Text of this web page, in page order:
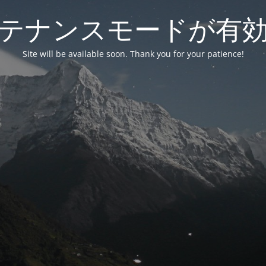
ナンスモードが有
Site will be available soon. Thank you for your patience!